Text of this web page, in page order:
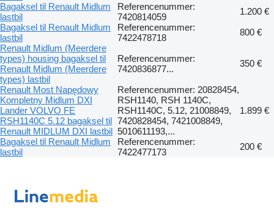
Bagaksel til Renault Midlum
lastbil
Referencenummer:
7420814059
1.200 €
Bagaksel til Renault Midlum
lastbil
Referencenummer:
7422478718
800 €
Renault Midlum (Meerdere
types) housing bagaksel til
Renault Midlum (Meerdere
types) lastbil
Referencenummer:
7420836877...
350 €
Renault Most Napędowy
Kompletny Midlum DXI
Lander VOLVO FE
RSH1140C 5.12 bagaksel til
Renault MIDLUM DXI lastbil
Referencenummer: 20828454,
RSH1140, RSH 1140C,
RSH1140C, 5.12, 21008849,
7420828454, 7421008849,
5010611193,...
1.899 €
Bagaksel til Renault Midlum
lastbil
Referencenummer:
7422477173
200 €